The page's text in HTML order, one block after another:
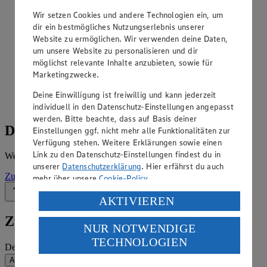
ansehen
Siehe dir die Angebote der Woche deines Marktes im
digitalen Blätterkatalog an.
Prospekt Edeka_Neukauf_4313865020059 im Browser
Details zum Markt
Weitere Informationen – alles auf einem Blick.
Zur Marktseite
Zum Newsletter anmelden
Deine E-Mail-Adresse (Pflichtfeld)
Absenden
Wir setzen Cookies und andere Technologien ein, um
dir ein bestmögliches Nutzungserlebnis unserer
Website zu ermöglichen. Wir verwenden deine Daten,
um unsere Website zu personalisieren und dir
möglichst relevante Inhalte anzubieten, sowie für
Marketingzwecke.
Deine Einwilligung ist freiwillig und kann jederzeit
individuell in den Datenschutz-Einstellungen angepasst
werden. Bitte beachte, dass auf Basis deiner
Einstellungen ggf. nicht mehr alle Funktionalitäten zur
Verfügung stehen. Weitere Erklärungen sowie einen
Link zu den Datenschutz-Einstellungen findest du in
unserer Datenschutzerklärung. Hier erfährst du auch
mehr über unsereCookie-Policy.
Verarbeitung deiner personenbezogenen Daten in den
USA durch Facebook und YouTube:
Wenn du auf „Aktivieren“ klickst, willigst du im Sinne
des Art. 49 Abs. 1 Satz 1 lit. a) DSGVO ein, dass deine
Daten in den USA verarbeitet werden. Der EuGH sieht
AKTIVIEREN
NUR NOTWENDIGE
TECHNOLOGIEN